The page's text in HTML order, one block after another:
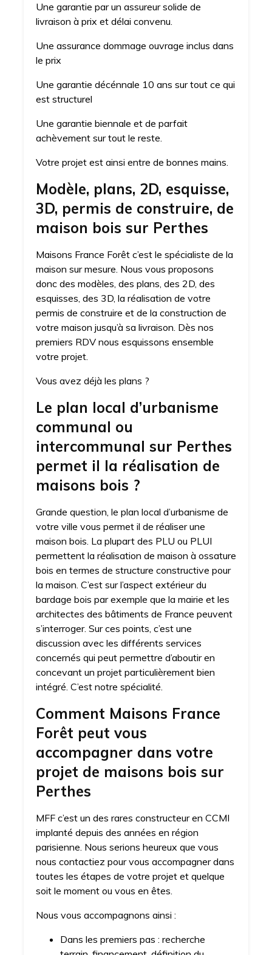
Une garantie par un assureur solide de
livraison à prix et délai convenu.
Une assurance dommage ouvrage inclus dans
le prix
Une garantie décénnale 10 ans sur tout ce qui
est structurel
Une garantie biennale et de parfait
achèvement sur tout le reste.
Votre projet est ainsi entre de bonnes mains.
Modèle, plans, 2D, esquisse,
3D, permis de construire, de
maison bois sur Perthes
Maisons France Forêt c’est le spécialiste de la
maison sur mesure. Nous vous proposons
donc des modèles, des plans, des 2D, des
esquisses, des 3D, la réalisation de votre
permis de construire et de la construction de
votre maison jusqu’à sa livraison. Dès nos
premiers RDV nous esquissons ensemble
votre projet.
Vous avez déjà les plans ?
Le plan local d’urbanisme
communal ou
intercommunal sur Perthes
permet il la réalisation de
maisons bois ?
Grande question, le plan local d’urbanisme de
votre ville vous permet il de réaliser une
maison bois. La plupart des PLU ou PLUI
permettent la réalisation de maison à ossature
bois en termes de structure constructive pour
la maison. C’est sur l’aspect extérieur du
bardage bois par exemple que la mairie et les
architectes des bâtiments de France peuvent
s’interroger. Sur ces points, c’est une
discussion avec les différents services
concernés qui peut permettre d’aboutir en
concevant un projet particulièrement bien
intégré. C’est notre spécialité.
Comment Maisons France
Forêt peut vous
accompagner dans votre
projet de maisons bois sur
Perthes
MFF c’est un des rares constructeur en CCMI
implanté depuis des années en région
parisienne. Nous serions heureux que vous
nous contactiez pour vous accompagner dans
toutes les étapes de votre projet et quelque
soit le moment ou vous en êtes.
Nous vous accompagnons ainsi :
Dans les premiers pas : recherche